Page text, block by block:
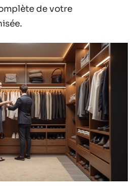
de votre